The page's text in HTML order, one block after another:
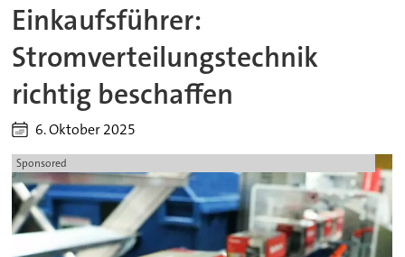
Einkaufsführer:
Stromverteilungstechnik
richtig beschaffen
6. Oktober 2025
Sponsored